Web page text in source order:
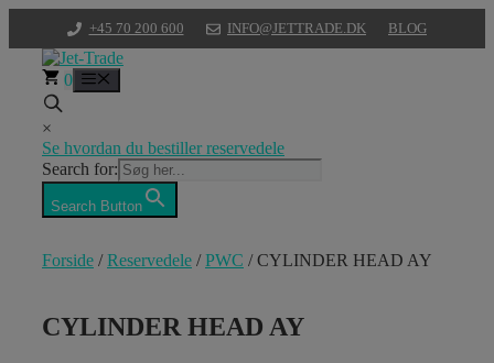
indhold
+45 70 200 600 INFO@JETTRADE.DK BLOG
0
×
Se hvordan du bestiller reservedele
Search for:
Search Button
Forside /Reservedele /PWC / CYLINDER HEAD AY
CYLINDER HEAD AY